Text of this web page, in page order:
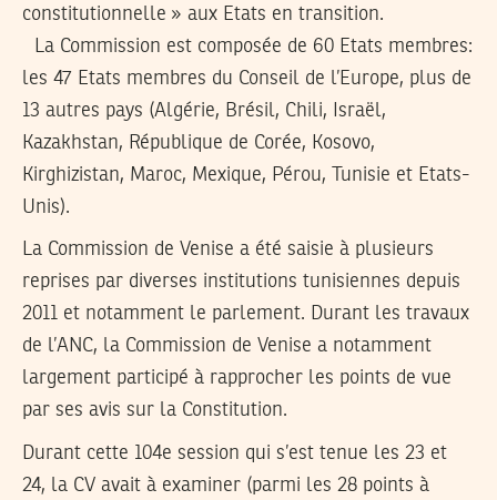
constitutionnelle » aux Etats en transition.
La Commission est composée de 60 Etats membres:
les 47 Etats membres du Conseil de l’Europe, plus de
13 autres pays (Algérie, Brésil, Chili, Israël,
Kazakhstan, République de Corée, Kosovo,
Kirghizistan, Maroc, Mexique, Pérou, Tunisie et Etats-
Unis).
La Commission de Venise a été saisie à plusieurs
reprises par diverses institutions tunisiennes depuis
2011 et notamment le parlement. Durant les travaux
de l’ANC, la Commission de Venise a notamment
largement participé à rapprocher les points de vue
par ses avis sur la Constitution.
Durant cette 104e session qui s’est tenue les 23 et
24, la CV avait à examiner (parmi les 28 points à